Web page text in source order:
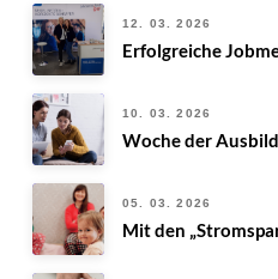
12. 03. 2026
Erfolgreiche
10. 03. 2026
Woche der
05. 03. 2026
Mit den